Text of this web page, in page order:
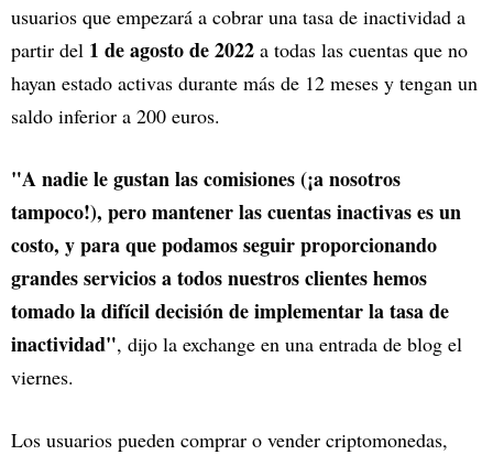
usuarios que empezará a cobrar una tasa de inactividad a
partir del 1 de agosto de 2022 a todas las cuentas que no
hayan estado activas durante más de 12 meses y tengan un
saldo inferior a 200 euros.
"A nadie le gustan las comisiones (¡a nosotros
tampoco!), pero mantener las cuentas inactivas es un
costo, y para que podamos seguir proporcionando
grandes servicios a todos nuestros clientes hemos
tomado la difícil decisión de implementar la tasa de
inactividad", dijo la exchange en una entrada de blog el
viernes.
Los usuarios pueden comprar o vender criptomonedas,